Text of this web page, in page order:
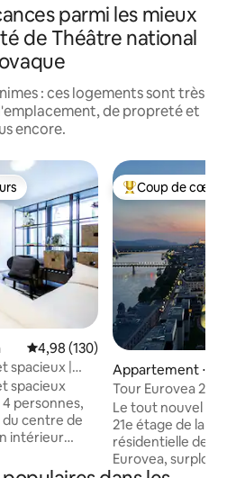
parmi les mieux
de Théâtre national
: ces logements sont très
de propreté et
encore.
les plus appréciés
Évaluation moyenne sur la
4,98 (130)
|
spacieux
personnes,
centre de
intérieur
sol et de la
Coups de cœur
Coup de cœur
Appartement ⋅
Tour Eurovea
Le tout nouvel
21e étage de la
résidentielle de
Eurovea,